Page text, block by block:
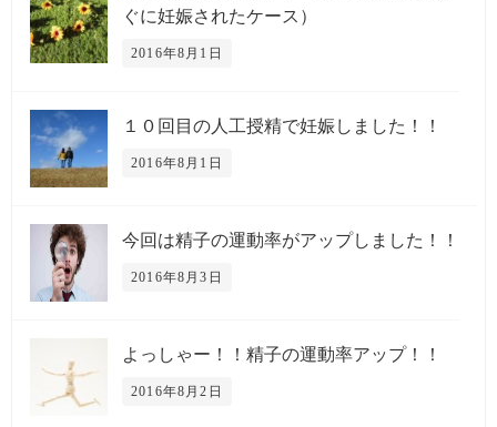
ぐに妊娠されたケース）
2016年8月1日
１０回目の人工授精で妊娠しました！！
2016年8月1日
今回は精子の運動率がアップしました！！
2016年8月3日
よっしゃー！！精子の運動率アップ！！
2016年8月2日